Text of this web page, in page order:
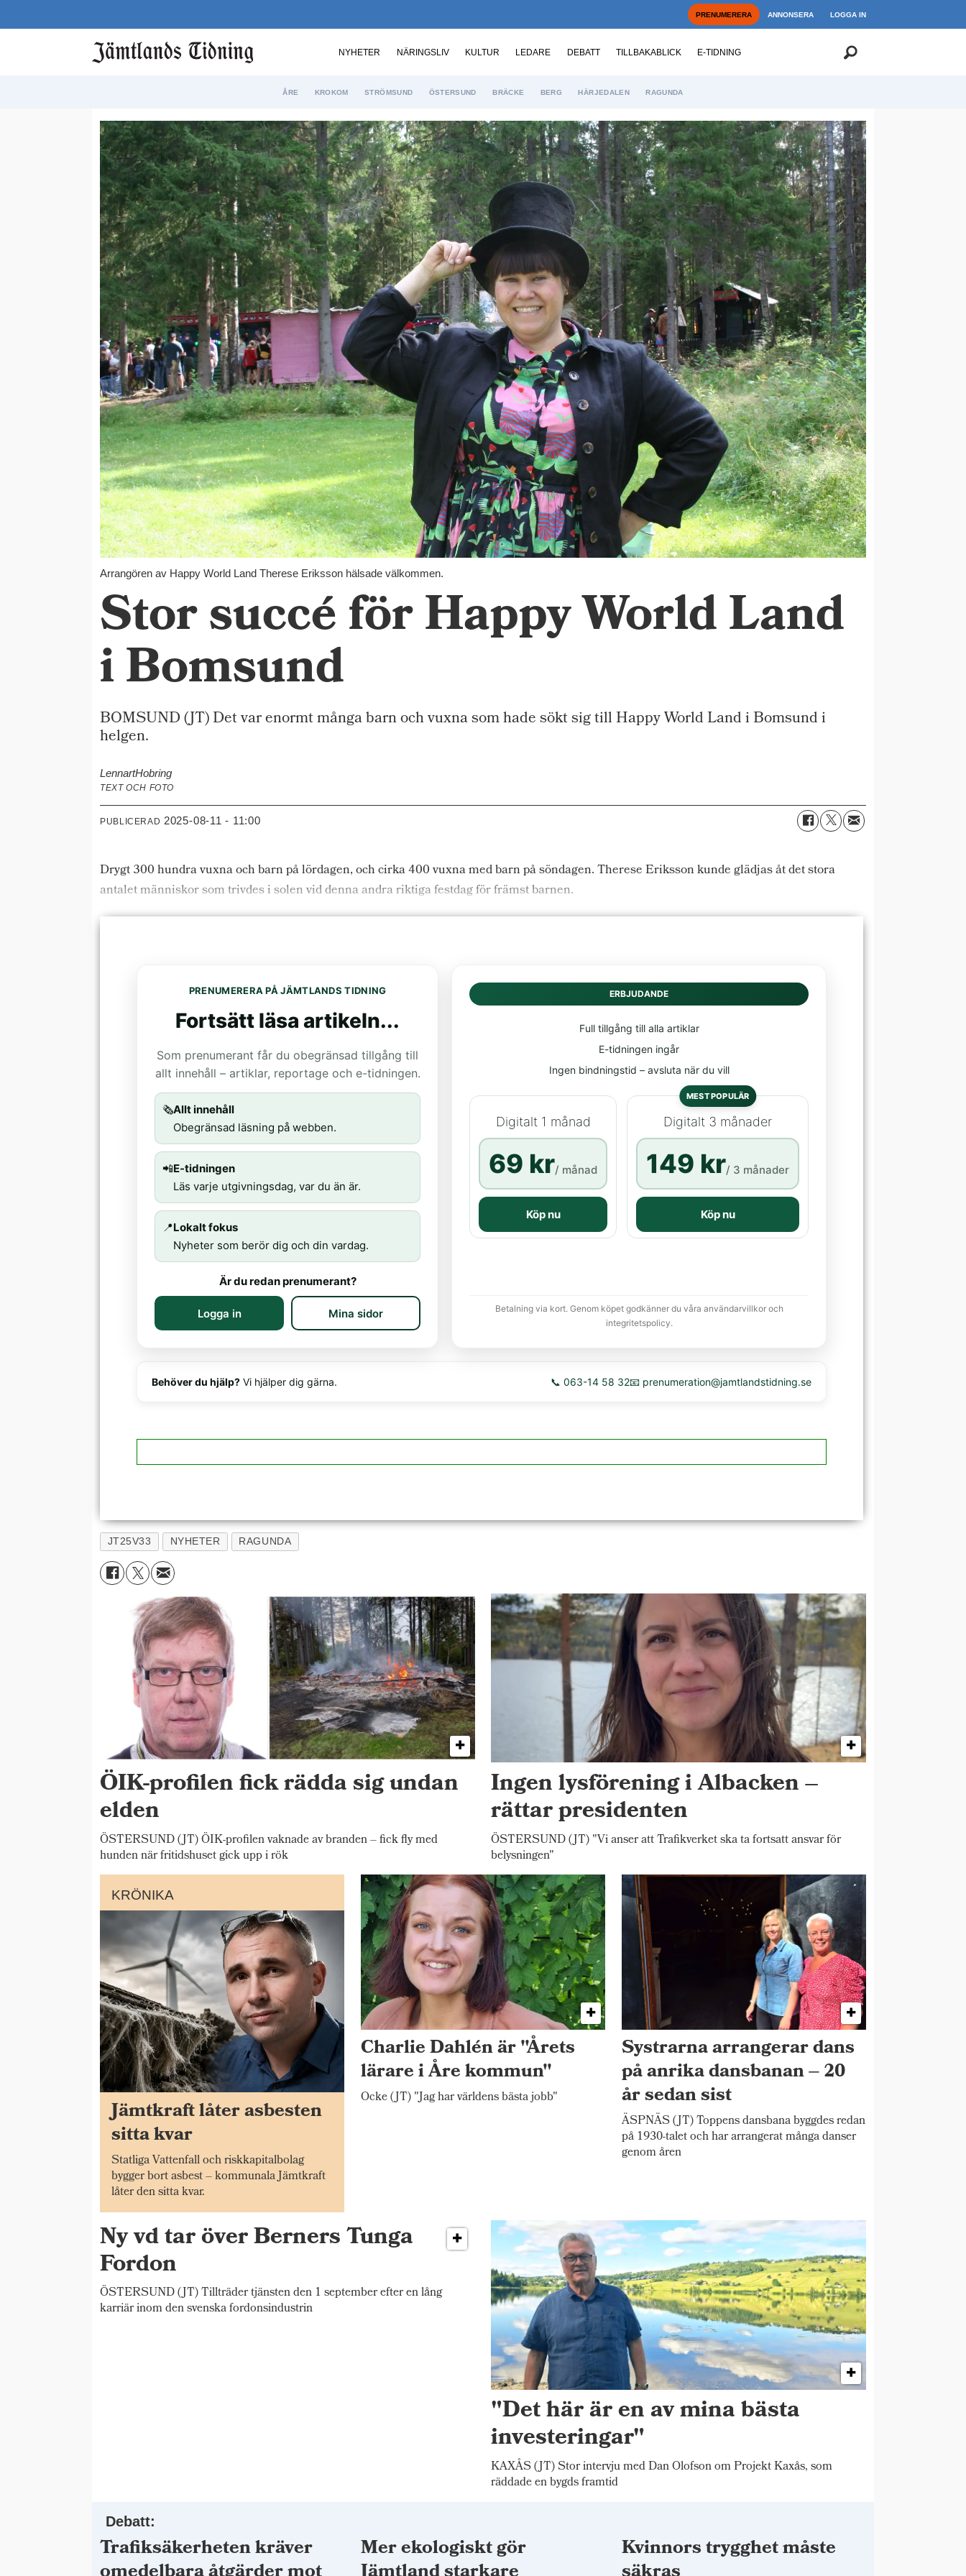
PRENUMERERA ANNONSERA LOGGA IN
NYHETER NÄRINGSLIV KULTUR LEDARE DEBATT TILLBAKABLICK E-TIDNING
ÅRE KROKOM STRÖMSUND ÖSTERSUND BRÄCKE BERG HÄRJEDALEN RAGUNDA
Arrangören av Happy World Land Therese Eriksson hälsade välkommen.
Stor succé för Happy World Land
i Bomsund
BOMSUND (JT) Det var enormt många barn och vuxna som hade sökt sig till Happy World Land i Bomsund i
helgen.
LennartHobring
TEXT OCH FOTO
PUBLICERAD 2025-08-11 - 11:00
Drygt 300 hundra vuxna och barn på lördagen, och cirka 400 vuxna med barn på söndagen. Therese Eriksson kunde glädjas åt det stora
antalet människor som trivdes i solen vid denna andra riktiga festdag för främst barnen.
PRENUMERERA PÅ JÄMTLANDS TIDNING
Fortsätt läsa artikeln...
Som prenumerant får du obegränsad tillgång till
allt innehåll – artiklar, reportage och e-tidningen.
🗞️Allt innehåll
Obegränsad läsning på webben.
📲E-tidningen
Läs varje utgivningsdag, var du än är.
📍Lokalt fokus
Nyheter som berör dig och din vardag.
Är du redan prenumerant?
Logga in Mina sidor
ERBJUDANDE
Full tillgång till alla artiklar
E-tidningen ingår
Ingen bindningstid – avsluta när du vill
Digitalt 1 månad
69 kr/ månad
Köp nu
MEST POPULÄR
Digitalt 3 månader
149 kr/ 3 månader
Köp nu
Betalning via kort. Genom köpet godkänner du våra användarvillkor och
integritetspolicy.
Behöver du hjälp? Vi hjälper dig gärna. 📞 063-14 58 32📧 prenumeration@jamtlandstidning.se
JT25V33 NYHETER RAGUNDA
ÖIK-profilen fick rädda sig undan
elden
ÖSTERSUND (JT) ÖIK-profilen vaknade av branden – fick fly med
hunden när fritidshuset gick upp i rök
Ingen lysförening i Albacken –
rättar presidenten
ÖSTERSUND (JT) "Vi anser att Trafikverket ska ta fortsatt ansvar för
belysningen"
KRÖNIKA
Jämtkraft låter asbesten
sitta kvar
Statliga Vattenfall och riskkapitalbolag
bygger bort asbest – kommunala Jämtkraft
låter den sitta kvar.
Charlie Dahlén är "Årets
lärare i Åre kommun"
Ocke (JT) "Jag har världens bästa jobb"
Systrarna arrangerar dans
på anrika dansbanan – 20
år sedan sist
ÄSPNÄS (JT) Toppens dansbana byggdes redan
på 1930-talet och har arrangerat många danser
genom åren
Ny vd tar över Berners Tunga
Fordon
ÖSTERSUND (JT) Tillträder tjänsten den 1 september efter en lång
karriär inom den svenska fordonsindustrin
"Det här är en av mina bästa
investeringar"
KAXÅS (JT) Stor intervju med Dan Olofson om Projekt Kaxås, som
räddade en bygds framtid
Debatt:
Trafiksäkerheten kräver Mer ekologiskt gör Kvinnors trygghet måste